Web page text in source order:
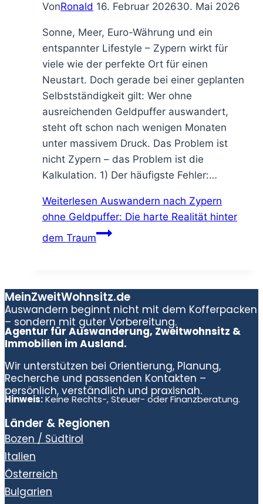
VonRonald 16. Februar 202630. Mai 2026
Sonne, Meer, Euro-Währung und ein
entspannter Lifestyle – Zypern wirkt für
viele wie der perfekte Ort für einen
Neustart. Doch gerade bei einer geplanten
Selbstständigkeit gilt: Wer ohne
ausreichenden Geldpuffer auswandert,
steht oft schon nach wenigen Monaten
unter massivem Druck. Das Problem ist
nicht Zypern – das Problem ist die
Kalkulation. 1) Der häufigste Fehler:…
Weiterlesen Auswandern nach Zypern
ohne Geldpuffer: Die harte Realität hinter
dem Traum
MeinZweitWohnsitz.de
Auswandern beginnt nicht mit dem Kofferpacken
– sondern mit guter Vorbereitung.
Agentur für Auswanderung, Zweitwohnsitz &
Immobilien im Ausland.
Wir unterstützen bei Orientierung, Planung,
Recherche und passenden Kontakten –
persönlich, verständlich und praxisnah.
Hinweis:Keine Rechts-, Steuer- oder Finanzberatung.
Länder & Regionen
Bozen / Südtirol
Italien
Österreich
Bulgarien